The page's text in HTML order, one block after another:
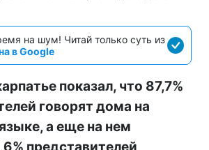
на шум! Читай только суть из
в Google
показал, что 87,7%
говорят дома на
а еще на нем
представителей